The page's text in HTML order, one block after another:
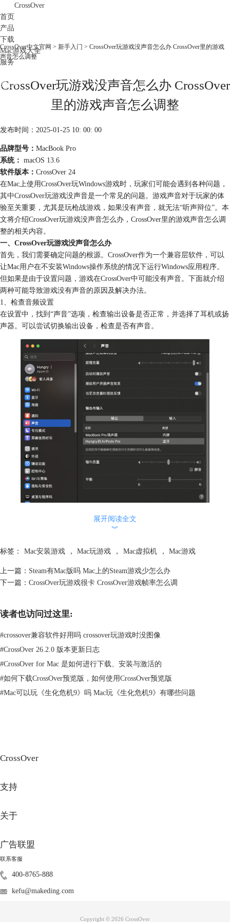
CrossOver
首页
产品
下载
Mac游戏大全
服务
购买
CrossOver中文官网 > 新手入门 > CrossOver玩游戏没声音怎么办 CrossOver里的游戏
声音怎么调整
CrossOver玩游戏没声音怎么办 CrossOver
里的游戏声音怎么调整
发布时间：2025-01-25 10: 00: 00
品牌型号： MacBook Pro
系统： macOS 13.6
软件版本： CrossOver 24
在Mac上使用CrossOver玩Windows游戏时，玩家们可能会遇到各种问题，
其中CrossOver玩游戏没声音是一个常见的问题。游戏声音对于玩家的体
验至关重要，尤其是玩枪战游戏，如果没有声音，就无法“听声辩位”。本
文将介绍CrossOver玩游戏没声音怎么办，CrossOver里的游戏声音怎么调
整的相关内容。
一、CrossOver玩游戏没声音怎么办
首先，我们需要确定问题的根源。CrossOver作为一个兼容层软件，可以
让Mac用户在不安装Windows操作系统的情况下运行Windows应用程序。
但如果是由于设置问题，游戏在CrossOver中可能没有声音。 下面就介绍
两种可能导致游戏没有声音的原因及解决办法。
1、检查音频设置
在设置中，找到“声音”选项，检查输出设备是否正常，并选择了耳机或扬
声器。可以尝试切换输出设备，检查是否有声音。
站，下载并安装最新版本，查看问题是否得到解决。
通过以上步骤，大多数用户应该能够解决CrossOver中游戏没有声音的问
题。
在游戏中，一般在“设置”菜单中，找到音频设置，检查音效、背景音乐和
展开阅读全文
︾
标签： Mac安装游戏 ， Mac玩游戏 ， Mac虚拟机 ， Mac游戏
上一篇： Steam有Mac版吗 Mac上的Steam游戏少怎么办
下一篇： CrossOver玩游戏很卡 CrossOver游戏帧率怎么调
读者也访问过这里:
#crossover兼容软件好用吗 crossover玩游戏时没图像
#CrossOver 26.2.0 版本更新日志
#CrossOver for Mac 是如何进行下载、安装与激活的
#如何下载CrossOver预览版，如何使用CrossOver预览版
#Mac可以玩《生化危机9》吗 Mac玩《生化危机9》有哪些问题
CrossOver
支持
关于
广告联盟
联系客服
400-8765-888
kefu@makeding.com
Copyright © 2026 CrossOver